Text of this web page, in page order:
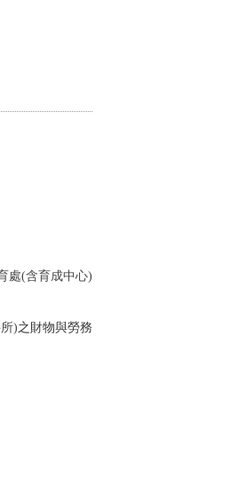
處(含育成中心)
)之財物與勞務